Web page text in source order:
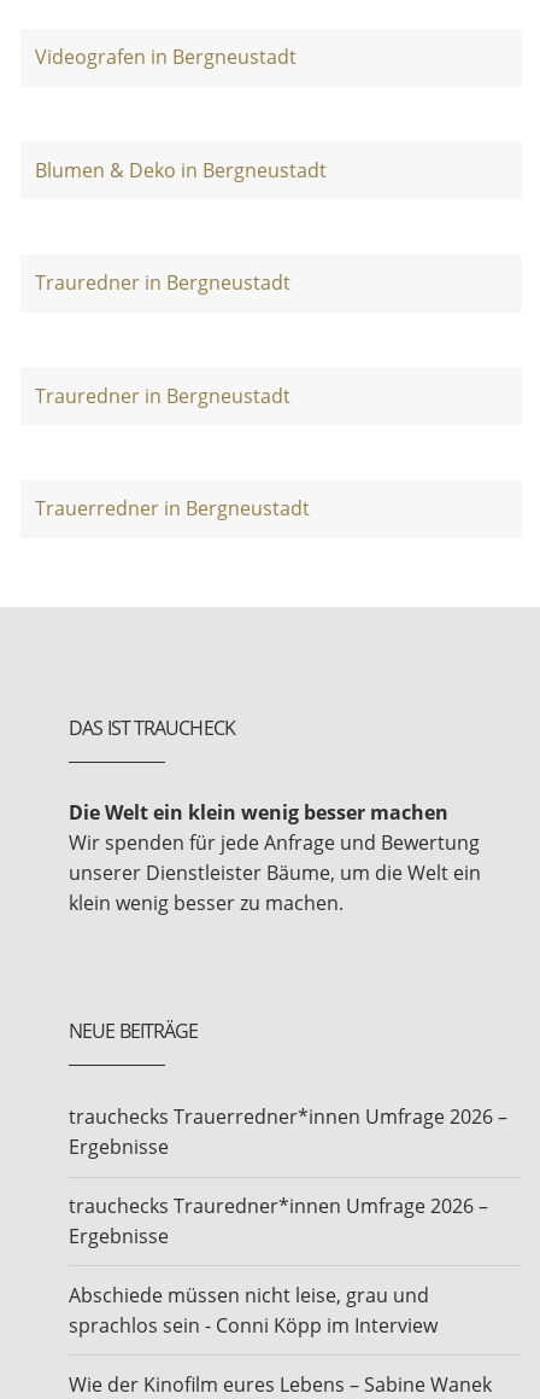
Videografen in Bergneustadt
Blumen & Deko in Bergneustadt
Trauredner in Bergneustadt
Trauredner in Bergneustadt
Trauerredner in Bergneustadt
DAS IST TRAUCHECK
Die Welt ein klein wenig besser machen
Wir spenden für jede Anfrage und Bewertung
unserer Dienstleister Bäume, um die Welt ein
klein wenig besser zu machen.
NEUE BEITRÄGE
trauchecks Trauerredner*innen Umfrage 2026 –
Ergebnisse
trauchecks Trauredner*innen Umfrage 2026 –
Ergebnisse
Abschiede müssen nicht leise, grau und
sprachlos sein - Conni Köpp im Interview
Wie der Kinofilm eures Lebens – Sabine Wanek